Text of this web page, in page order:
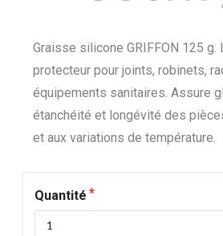
Graisse silicone GRIFFON 125 g.
protecteur pour joints, robinets,
équipements sanitaires. Assure
étanchéité et longévité des
et aux variations de température.
Quantité